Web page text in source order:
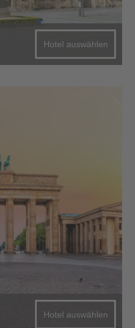
Hotel auswählen
Hotel auswählen